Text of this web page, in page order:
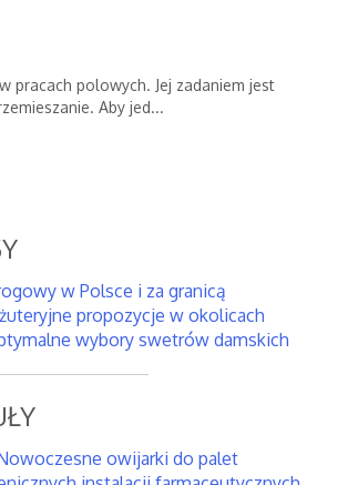
pracach polowych. Jej zadaniem jest
Aby jed...
w Polsce i za granicą
propozycje w okolicach
wybory swetrów damskich
owijarki do palet